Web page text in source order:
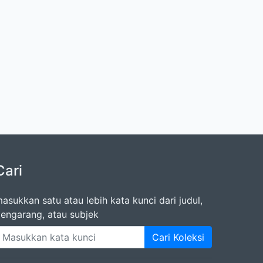
satu atau lebih kata kunci dari judul,
atau subjek
Cari Koleksi